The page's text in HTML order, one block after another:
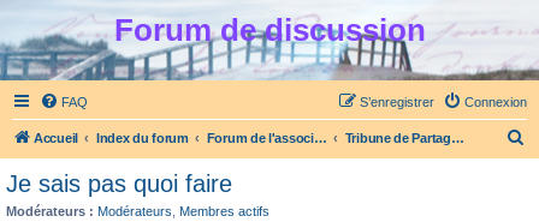
Forum de discussion
FAQ Connexion
S’enregistrer
Accueil Index du forum Forum de l'association Partage et Ecoute Tribune de Partage et Ecoute
Je sais pas quoi faire
Modérateurs : Modérateurs Membres actifs